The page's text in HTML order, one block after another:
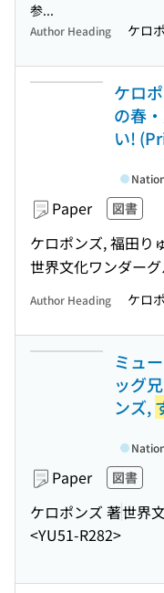
参...
Author Heading ケロ
ケロ
の春
い!
Paper 図書
ケロポンズ, 福田り
世界文化ワンダー
Author Heading ケロ
ミュ
ッグ
ンズ,
Paper 図書
ケロポンズ 著世界
<YU51-R282>